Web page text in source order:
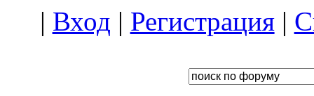
| Вход | Регистрация|